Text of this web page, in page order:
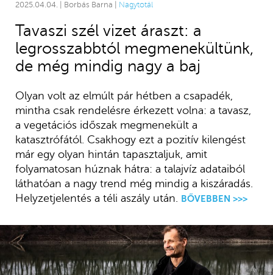
2025.04.04. | Borbás Barna | Nagytotál
Tavaszi szél vizet áraszt: a
legrosszabbtól megmenekültünk,
de még mindig nagy a baj
Olyan volt az elmúlt pár hétben a csapadék,
mintha csak rendelésre érkezett volna: a tavasz,
a vegetációs időszak megmenekült a
katasztrófától. Csakhogy ezt a pozitív kilengést
már egy olyan hintán tapasztaljuk, amit
folyamatosan húznak hátra: a talajvíz adataiból
láthatóan a nagy trend még mindig a kiszáradás.
Helyzetjelentés a téli aszály után.
BŐVEBBEN >>>